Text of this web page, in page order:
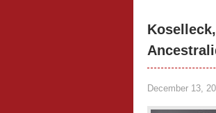
December 13,